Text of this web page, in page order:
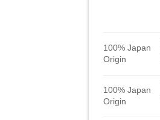
100% Japan
Origin
100% Japan
Origin